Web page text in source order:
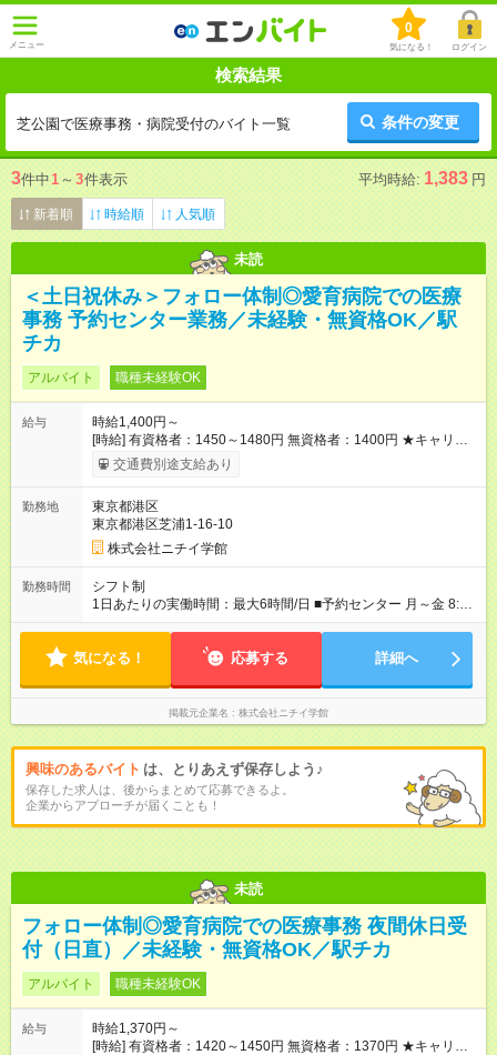
メニュー
0
気になる！ ログイン
検索結果
芝公園で医療事務・病院受付のバイト一覧 条件の変更
3件中1 ～ 3件表示 平均時給: 1,383 円
新着順 時給順 人気順
未読
＜土日祝休み＞フォロー体制◎愛育病院での医療
事務 予約センター業務／未経験・無資格OK／駅
チカ
アルバイト 職種未経験OK
給与
時給1,400円～
[時給] 有資格者：1450～1480円 無資格者：1400円 ★キャリア
アップ制度あり 進級により給与がアップします！ 【試用期間】
試用期間あり 試用期間の長さ：3ヶ月 雇用形態、給与は本採用
交通費別途支給あり
勤務地
東京都港区
東京都港区芝浦1-16-10
株式会社ニチイ学館
勤務時間
シフト制
1日あたりの実働時間：最大6時間/日 ■予約センター 月～金 8:55
～15:55（休憩60分） 8:55～12:55（休憩なし） 8:55～
気になる！ 応募する 詳細へ
掲載元企業名 株式会社ニチイ学館
興味のあるバイト は、とりあえず保存しよう♪
保存した求人は、後からまとめて応募できるよ。
企業からアプローチが届くことも！
未読
フォロー体制◎愛育病院での医療事務 夜間休日受
付（日直）／未経験・無資格OK／駅チカ
アルバイト 職種未経験OK
給与
時給1,370円～
[時給] 有資格者：1420～1450円 無資格者：1370円 ★キャリア